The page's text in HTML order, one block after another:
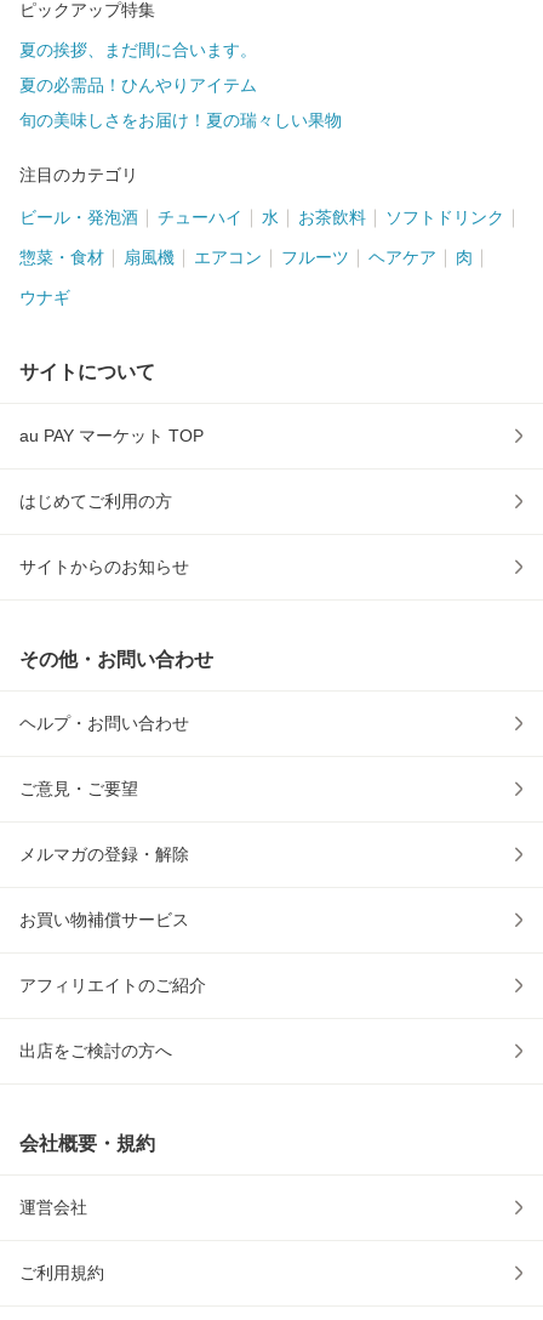
ピックアップ特集
夏の挨拶、まだ間に合います。
夏の必需品！ひんやりアイテム
旬の美味しさをお届け！夏の瑞々しい果物
注目のカテゴリ
ビール・発泡酒 チューハイ 水 お茶飲料 ソフトドリンク
惣菜・食材 扇風機 エアコン フルーツ ヘアケア 肉
ウナギ
サイトについて
au PAY マーケット TOP
はじめてご利用の方
サイトからのお知らせ
その他・お問い合わせ
ヘルプ・お問い合わせ
ご意見・ご要望
メルマガの登録・解除
お買い物補償サービス
アフィリエイトのご紹介
出店をご検討の方へ
会社概要・規約
運営会社
ご利用規約